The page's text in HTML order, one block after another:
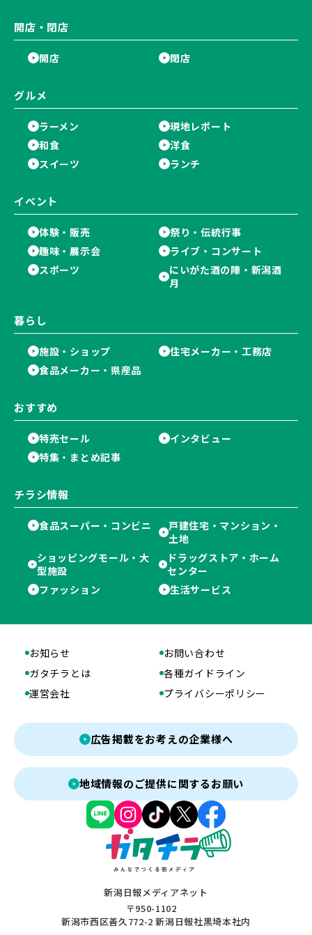
開店・閉店
開店 閉店
グルメ
ラーメン
現地レポート
和食
洋食
スイーツ
ランチ
イベント
体験・販売
祭り・伝統行事
趣味・展示会
ライブ・コンサート
スポーツ
にいがた酒の陣・新潟酒
月
暮らし
施設・ショップ
住宅メーカー・工務店
食品メーカー・県産品
おすすめ
特売セール
インタビュー
特集・まとめ記事
チラシ情報
食品スーパー・コンビニ
戸建住宅・マンション・
土地
ショッピングモール・大
型施設
ドラッグストア・ホーム
センター
ファッション
生活サービス
新潟日報メディアネット
〒950-1102
新潟市西区善久772-2 新潟日報社黒埼本社内
お知らせ
お問い合わせ
ガタチラとは
各種ガイドライン
運営会社
プライバシーポリシー
広告掲載をお考えの企業様へ
地域情報のご提供に関するお願い